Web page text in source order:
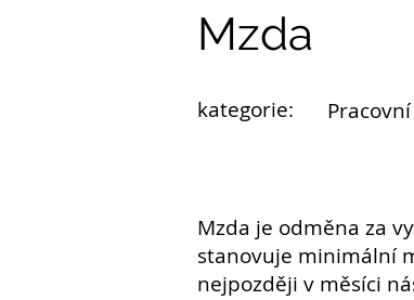
Mzda
kategorie:
Mzda je odměna za
stanovuje minimální
nejpozději v měsíci